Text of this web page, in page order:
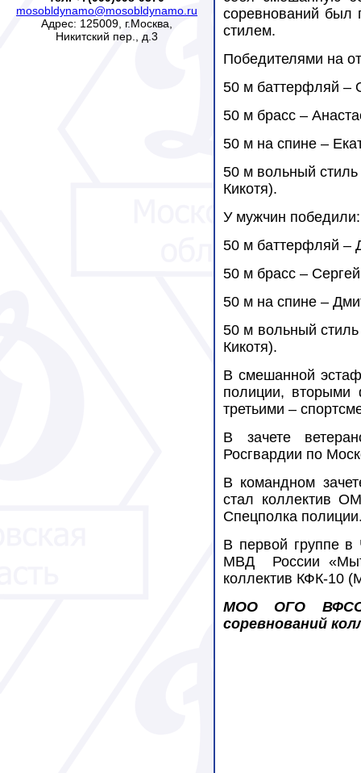
mosobldynamo@mosobldynamo.ru
Адрес: 125009, г.Москва,
Никитский пер., д.3
соревнований был
стилем.
Победителями на
50 м баттерфляй –
50 м брасс –
50 м на спине –
50 м вольный
Кикотя).
У мужчин победили:
50 м баттерфляй –
50 м брасс –
50 м на спине –
50 м вольный
Кикотя).
В смешанной
полиции,
третьими –
В зачете
Росгвардии по
В командном
стал коллектив
Спецполка
В первой группе в
МВД
России
коллектив КФК-10
МОО ОГО ВФСО
соревнований